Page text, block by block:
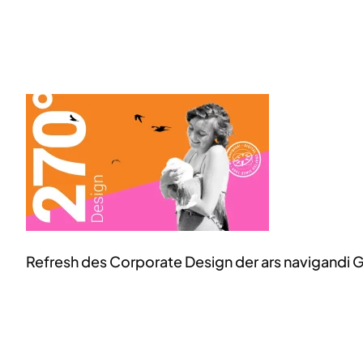
Refresh des Corporate Design der ars navigandi